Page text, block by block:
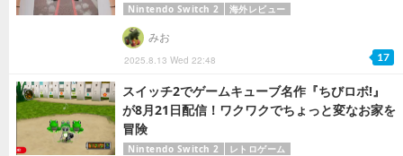
Nintendo Switch 2 海外レビュー
2025.8.13 Wed 22:48
みお
17
スイッチ2でゲームキューブ名作『ちびロボ!』
が8月21日配信！ワクワクでちょっと変なお家を
冒険
Nintendo Switch 2 レトロゲーム